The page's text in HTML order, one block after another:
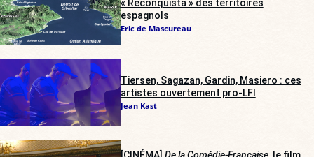
« Reconquista » des territoires
espagnols
Eric de Mascureau
Tiersen, Sagazan, Gardin, Masiero : ces
artistes ouvertement pro-LFI
Jean Kast